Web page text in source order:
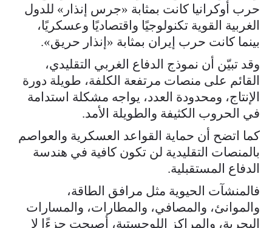
حرب أوكرانيا كانت بمثابة «جرس إنذار» للدول
الغربية القوية تكنولوجيًا واقتصاديًا وعسكريًا،
بينما كانت حرب إيران بمثابة «إنذار حريق».
وقد تبيّن أن نموذج الدفاع الغربي التقليدي،
القائم على منصات مرتفعة الكلفة، طويلة دورة
الإنتاج، ومحدودة العدد، يواجه مشكلة استدامة
في الحروب الكثيفة والطويلة الأمد.
كما اتضح أن حماية القواعد العسكرية والعواصم
بالمنصات التقليدية لن تكون كافية في هندسة
الدفاع المستقبلية.
فالمنشآت الحيوية مثل مرافق الطاقة،
والموانئ، والمصافي، والمطارات، والمسارات
البحرية، والمراكز اللوجستية، أصبحت جزءًا لا